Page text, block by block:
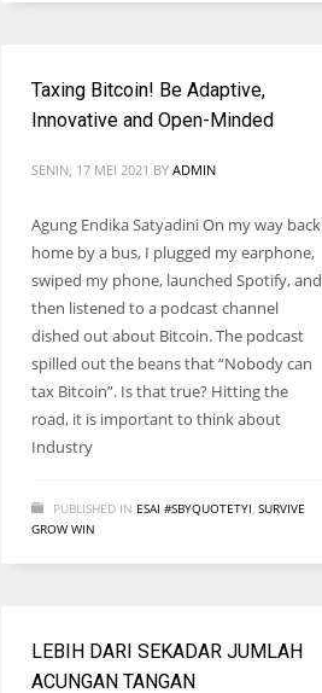
Taxing Bitcoin! Be Adaptive,
Innovative and Open-Minded
SENIN, 17 MEI 2021 BY ADMIN
Agung Endika Satyadini On my way back
home by a bus, I plugged my earphone,
swiped my phone, launched Spotify, and
then listened to a podcast channel
dished out about Bitcoin. The podcast
spilled out the beans that “Nobody can
tax Bitcoin”. Is that true? Hitting the
road, it is important to think about
Industry
PUBLISHED IN ESAI #SBYQUOTETYI, SURVIVE
GROW WIN
LEBIH DARI SEKADAR JUMLAH
ACUNGAN TANGAN